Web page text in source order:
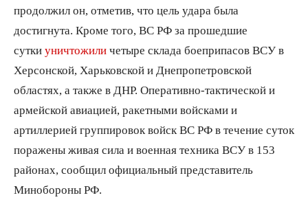
продолжил он, отметив, что цель удара была
достигнута. Кроме того, ВС РФ за прошедшие
сутки уничтожили четыре склада боеприпасов ВСУ в
Херсонской, Харьковской и Днепропетровской
областях, а также в ДНР. Оперативно-тактической и
армейской авиацией, ракетными войсками и
артиллерией группировок войск ВС РФ в течение суток
поражены живая сила и военная техника ВСУ в 153
районах, сообщил официальный представитель
Минобороны РФ.